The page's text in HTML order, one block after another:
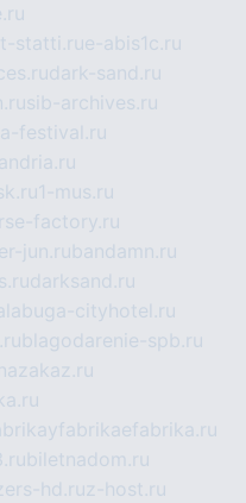
statti.rue-abis1c.ru
dark-sand.ru
sib-archives.ru
festival.ru
1-mus.ru
factory.ru
jun.rubandamn.ru
darksand.ru
cityhotel.ru
blagodarenie-spb.ru
biletnadom.ru
hd.ruz-host.ru